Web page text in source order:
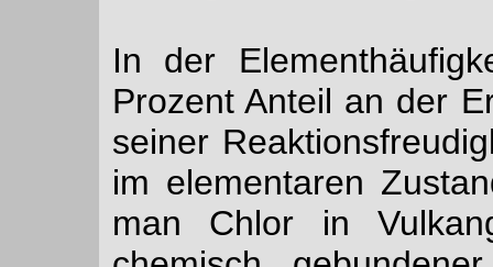
In der
Prozent Anteil an der
seiner
im elementaren
man Chlor in